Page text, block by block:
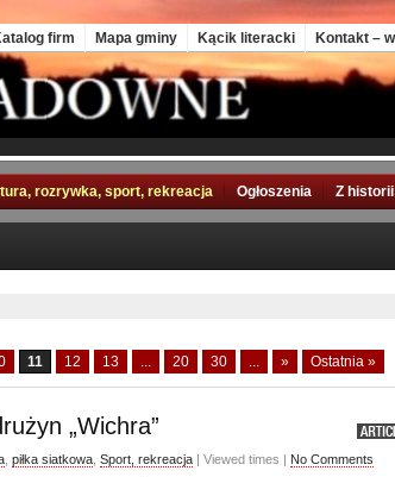
firm Mapa gminy Kącik literacki Kontakt –
rozrywka, sport, rekreacja Ogłoszenia Z historii
11 12 13 ... 20 30 ... » Ostatnia »
„Wichra”
piłka siatkowa Sport, rekreacja | Viewed times | No Comments